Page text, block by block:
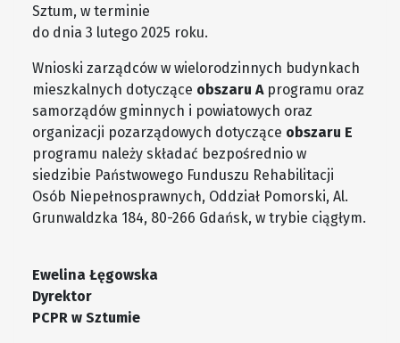
Sztum, w terminie
do dnia 3 lutego 2025 roku.
Wnioski zarządców w wielorodzinnych budynkach
mieszkalnych dotyczące obszaru Aprogramu oraz
samorządów gminnych i powiatowych oraz
organizacji pozarządowych dotyczące obszaru E
programu należy składać bezpośrednio w
siedzibie Państwowego Funduszu Rehabilitacji
Osób Niepełnosprawnych, Oddział Pomorski, Al.
Grunwaldzka 184, 80-266 Gdańsk, w trybie ciągłym.
Ewelina Łęgowska
Dyrektor
PCPR w Sztumie